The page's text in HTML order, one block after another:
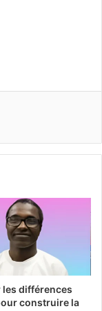
les différences
construire la